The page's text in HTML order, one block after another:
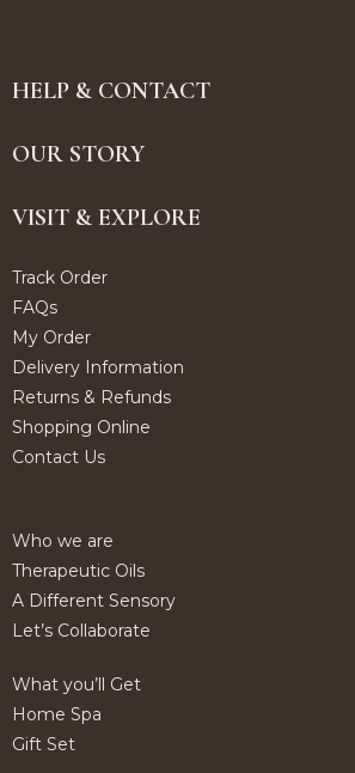
HELP & CONTACT
OUR STORY
VISIT & EXPLORE
Track Order
FAQs
My Order
Delivery Information
Returns & Refunds
Shopping Online
Contact Us
Who we are
Therapeutic Oils
A Different Sensory
Let’s Collaborate
What you’ll Get
Home Spa
Gift Set